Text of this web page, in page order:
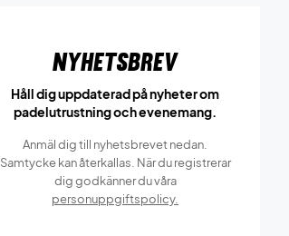
Nyhetsbrev
Håll dig uppdaterad på nyheter om
padelutrustning och evenemang.
Anmäl dig till nyhetsbrevet nedan.
Samtycke kan återkallas. När du registrerar
dig godkänner du våra
personuppgiftspolicy.